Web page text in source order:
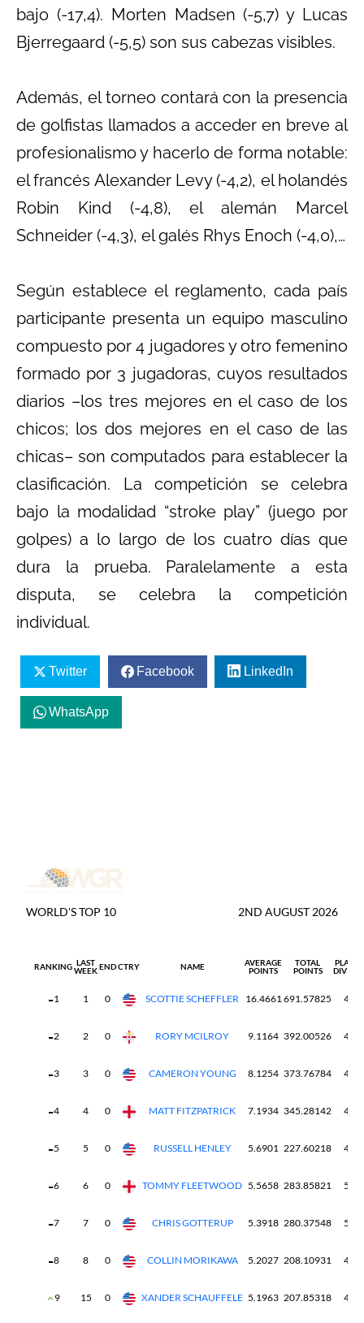
bajo (-17,4). Morten Madsen (-5,7) y Lucas
Bjerregaard (-5,5) son sus cabezas visibles.
Además, el torneo contará con la presencia
de golfistas llamados a acceder en breve al
profesionalismo y hacerlo de forma notable:
el francés Alexander Levy (-4,2), el holandés
Robin Kind (-4,8), el alemán Marcel
Schneider (-4,3), el galés Rhys Enoch (-4,0),…
Según establece el reglamento, cada país
participante presenta un equipo masculino
compuesto por 4 jugadores y otro femenino
formado por 3 jugadoras, cuyos resultados
diarios –los tres mejores en el caso de los
chicos; los dos mejores en el caso de las
chicas– son computados para establecer la
clasificación. La competición se celebra
bajo la modalidad “stroke play” (juego por
golpes) a lo largo de los cuatro días que
dura la prueba. Paralelamente a esta
disputa, se celebra la competición
individual.
Twitter Facebook LinkedIn
WhatsApp